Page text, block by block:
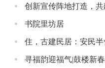
创新宣传阵地打造，
书院里坊居
住，古建民居：安民半